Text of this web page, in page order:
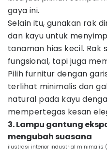
gaya ini.
Selain itu, gunakan rak
dan kayu untuk
tanaman hias kecil. Rak
fungsional, tapi juga
Pilih furnitur dengan
terlihat minimalis dan
natural pada kayu
mempertegas kesan
3. Lampu gantung
mengubah suasana
ilustrasi interior industrial minimalis